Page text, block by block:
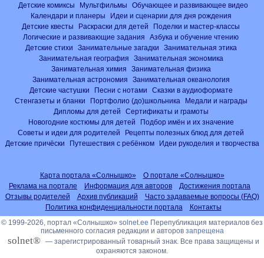
Детские комиксы Мультфильмы
Обучающее и развивающее видео
Календари и планеры
Идеи и сценарии для дня рождения
Детские квесты
Раскраски для детей
Поделки и мастер-классы
Логические и развивающие задания
Азбука и обучение чтению
Детские стихи
Занимательные загадки
Занимательная этика
Занимательная география
Занимательная экономика
Занимательная химия
Занимательная физика
Занимательная астрономия
Занимательная океанология
Детские частушки
Песни с нотами
Сказки в аудиоформате
Стенгазеты и бланки
Портфолио (до)школьника
Медали и награды
Дипломы для детей
Сертификаты и грамоты
Новогодние костюмы для детей
Подбор имён и их значение
Советы и идеи для родителей
Рецепты полезных блюд для детей
Детские причёски
Путешествия с ребёнком Идеи рукоделия и творчества
Карта портала «Солнышко»
О портале «Солнышко»
Реклама на портале
Информация для авторов
Достижения портала
Отзывы родителей
Архив публикаций
Часто задаваемые вопросы (FAQ)
Политика конфиденциальности портала
Контакты
© 1999-2026, портал «Солнышко» solnet.ee Перепубликация материалов без
письменного согласия редакции и авторов запрещена
solnet® — зарегистрированный товарный знак. Все права защищены и
охраняются законом.